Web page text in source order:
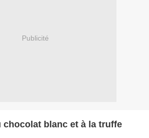
Publicité
chocolat blanc et à la truffe